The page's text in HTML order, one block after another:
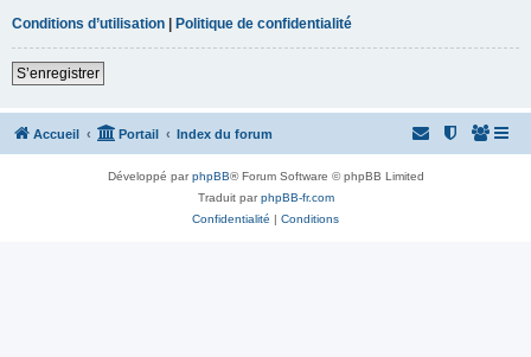
Conditions d’utilisation | Politique de confidentialité
S’enregistrer
Accueil Portail Index du forum
Développé parphpBB® Forum Software © phpBB Limited
Traduit parphpBB-fr.com
Confidentialité | Conditions